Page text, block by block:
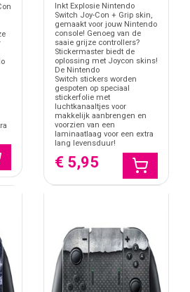
Inkt Explosie Nintendo
Switch Joy-Con + Grip skin,
gemaakt voor jouw Nintendo
console! Genoeg van de
saaie grijze controllers?
Stickermaster biedt de
oplossing met Joycon skins!
De Nintendo
Switch stickers worden
gespoten op speciaal
stickerfolie met
luchtkanaaltjes voor
makkelijk aanbrengen en
voorzien van een
laminaatlaag voor een extra
lang levensduur!
€ 5,95